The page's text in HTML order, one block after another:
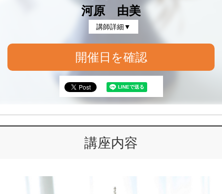
河原 由美
講師詳細▼
開催日を確認
講座内容